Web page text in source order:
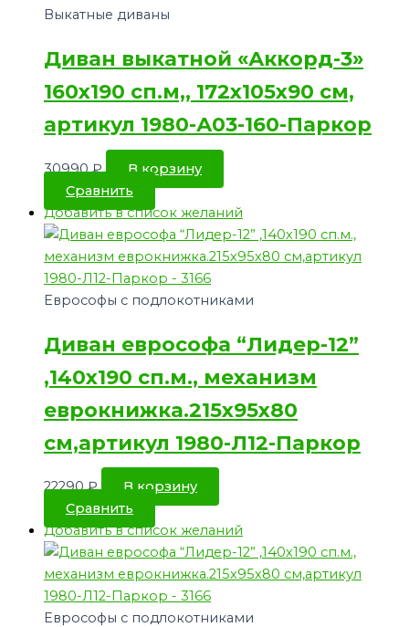
Выкатные диваны
Диван выкатной «Аккорд-3»
160х190 сп.м,, 172х105х90 см,
артикул 1980-А03-160-Паркор
30990₽
В корзину
Сравнить
Добавить в список желаний
Еврософы с подлокотниками
Диван еврософа “Лидер-12”
,140х190 сп.м., механизм
еврокнижка.215х95х80
см,артикул 1980-Л12-Паркор
22290₽
В корзину
Сравнить
Добавить в список желаний
Еврософы с подлокотниками